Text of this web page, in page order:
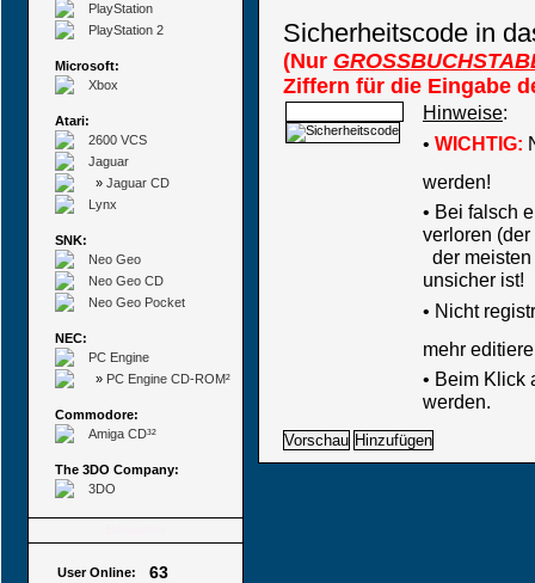
PlayStation
PlayStation 2
Microsoft:
Xbox
Atari:
2600 VCS
Jaguar
» Jaguar CD
Lynx
SNK:
Neo Geo
Neo Geo CD
Neo Geo Pocket
NEC:
PC Engine
» PC Engine CD-ROM²
Commodore:
Amiga CD³²
The 3DO Company:
3DO
User Online: 63
Sicherheitscode in
(Nur
Ziffern für die Eingabe
Hinweise:
• WICHTIG:
werden!
• Bei falsch
verloren
der
unsicher ist!
• Nicht
mehr
• Beim Klick
werden.